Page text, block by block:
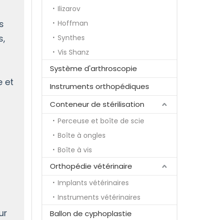
et
Ilizarov
Hoffman
Synthes
Vis Shanz
Système d'arthroscopie
Instruments orthopédiques
Conteneur de stérilisation
Perceuse et boîte de scie
Boîte à ongles
Boîte à vis
Orthopédie vétérinaire
Implants vétérinaires
Instruments vétérinaires
Ballon de cyphoplastie